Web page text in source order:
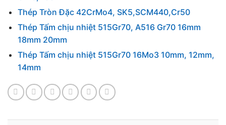
Thép Tròn Đặc 42CrMo4, SK5,SCM440,Cr50
Thép Tấm chịu nhiệt 515Gr70, A516 Gr70 16mm
18mm 20mm
Thép Tấm chịu nhiệt 515Gr70 16Mo3 10mm, 12mm,
14mm